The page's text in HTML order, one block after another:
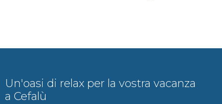
Un'oasi di relax per la vostra vacanza
a Cefalù